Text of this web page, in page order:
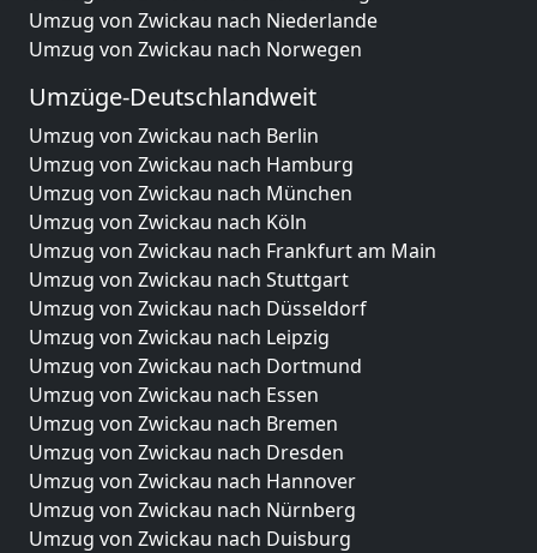
Umzug von Zwickau nach Niederlande
Umzug von Zwickau nach Norwegen
Umzüge-Deutschlandweit
Umzug von Zwickau nach Berlin
Umzug von Zwickau nach Hamburg
Umzug von Zwickau nach München
Umzug von Zwickau nach Köln
Umzug von Zwickau nach Frankfurt am Main
Umzug von Zwickau nach Stuttgart
Umzug von Zwickau nach Düsseldorf
Umzug von Zwickau nach Leipzig
Umzug von Zwickau nach Dortmund
Umzug von Zwickau nach Essen
Umzug von Zwickau nach Bremen
Umzug von Zwickau nach Dresden
Umzug von Zwickau nach Hannover
Umzug von Zwickau nach Nürnberg
Umzug von Zwickau nach Duisburg